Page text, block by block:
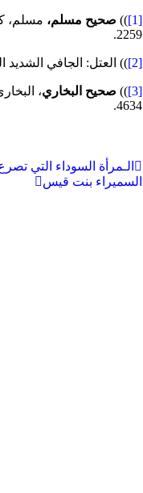
[1]
)) صحيح مسلم،
2259.
[2] )) العتل: الجافي الشديد
[3]
)) صحيح البخاري
4634.
الـمرأة السوداء التي
السميراء بنت قيس